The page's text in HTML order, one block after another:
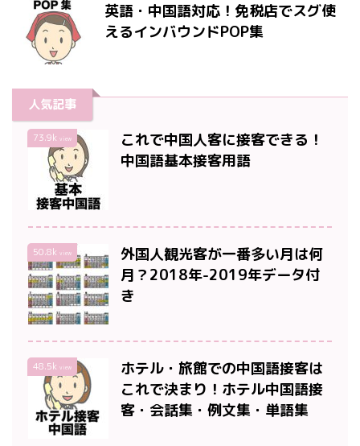
英語・中国語対応！免税店でスグ使
えるインバウンドPOP集
人気記事
73.9k view
これで中国人客に接客できる！
中国語基本接客用語
50.8k view
外国人観光客が一番多い月は何
月？2018年-2019年データ付
き
48.5k view
ホテル・旅館での中国語接客は
これで決まり！ホテル中国語接
客・会話集・例文集・単語集